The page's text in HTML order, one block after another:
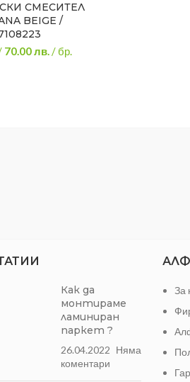
СМЕСИТЕЛ
BEIGE /
70.00лв./ бр.
Как да
монтираме
ламиниран
паркет ?
26.04.2022 Няма
коментари
За